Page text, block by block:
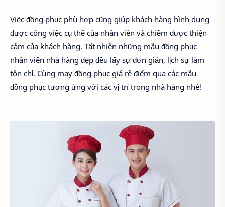
Việc đồng phục phù hợp cũng giúp khách hàng hình dung
được công việc cụ thể của nhân viên và chiếm được thiện
cảm của khách hàng. Tất nhiên những mẫu đồng phục
nhân viên nhà hàng đẹp đều lấy sự đơn giản, lịch sự làm
tôn chỉ. Cùng may đồng phục giá rẻ điểm qua các mẫu
đồng phục tương ứng với các vị trí trong nhà hàng nhé!